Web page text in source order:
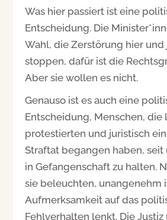
Was hier passiert ist eine
Entscheidung. Die
Wahl, die Zerstörung hier und
stoppen, dafür ist die
Aber sie wollen es nicht.
Genauso ist es auch eine
Entscheidung, Menschen, die
protestierten und juristisch
Straftat begangen haben, seit
in Gefangenschaft zu halten.
sie beleuchten, unangenehm
Aufmerksamkeit auf das
Fehlverhalten lenkt. Die